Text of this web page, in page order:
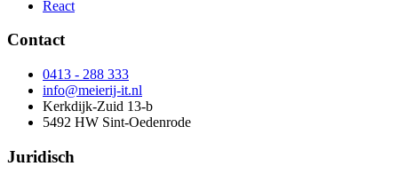
React
Contact
0413 - 288 333
info@meierij-it.nl
Kerkdijk-Zuid 13-b
5492 HW Sint-Oedenrode
Juridisch